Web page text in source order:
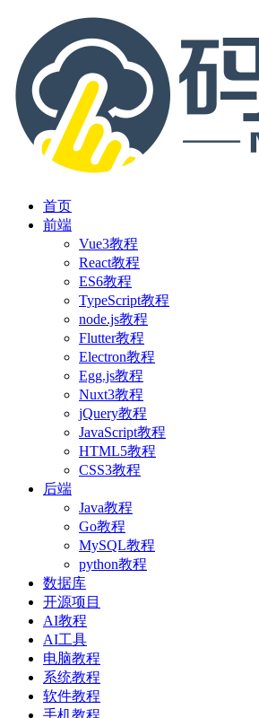
首页
前端
Vue3教程
React教程
ES6教程
TypeScript教程
node.js教程
Flutter教程
Electron教程
Egg.js教程
Nuxt3教程
jQuery教程
JavaScript教程
HTML5教程
CSS3教程
后端
Java教程
Go教程
MySQL教程
python教程
数据库
开源项目
AI教程
AI工具
电脑教程
系统教程
软件教程
手机教程